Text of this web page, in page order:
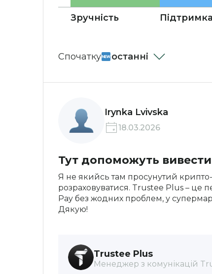
Зручність Підтримка
Cпочатку останні
Irynka Lvivska
18.03.2026
Тут допоможуть
Я не якийсь там просунутий
розраховуватися. Trustee Plus – це
Pay без жодних проблем, у
Дякую!
Trustee Plus
Менеджер з комунікацій